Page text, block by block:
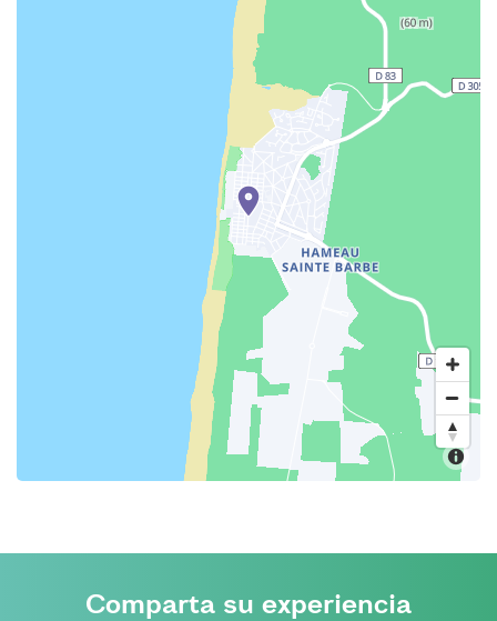
Comparta su experiencia